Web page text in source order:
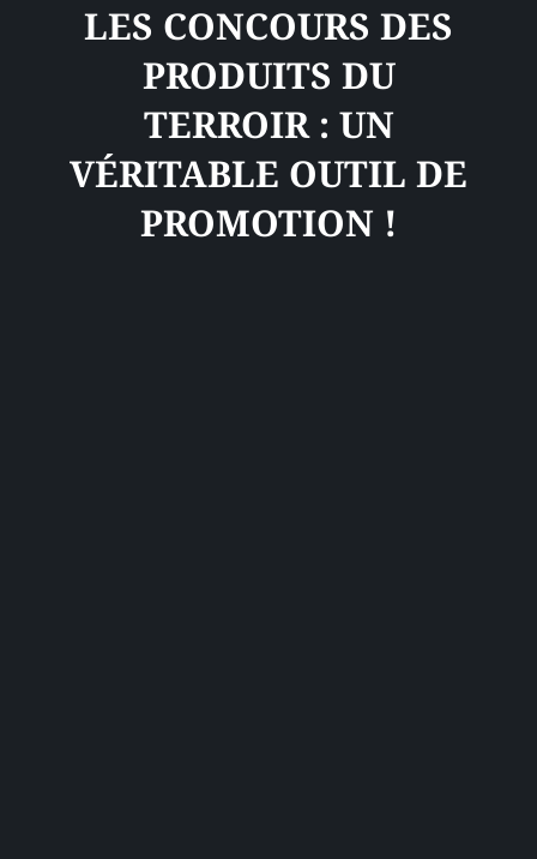
LES CONCOURS DES
PRODUITS DU
TERROIR : UN
VÉRITABLE OUTIL DE
PROMOTION !